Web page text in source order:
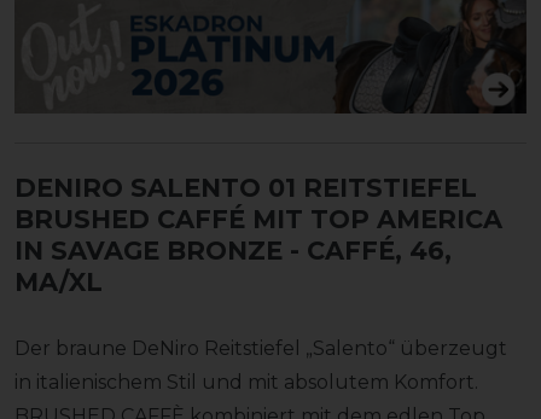
DENIRO SALENTO 01 REITSTIEFEL
BRUSHED CAFFÉ MIT TOP AMERICA
IN SAVAGE BRONZE - CAFFÉ, 46,
MA/XL
Der braune DeNiro Reitstiefel „Salento“ überzeugt
in italienischem Stil und mit absolutem Komfort.